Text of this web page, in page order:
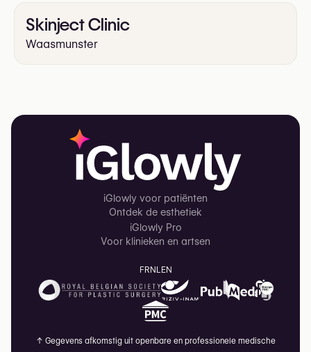
Skinject Clinic
Waasmunster
iGlowly voor patiënten
Ontdek de esthetiek
iGlowly Pro
Voor klinieken en artsen
FRNLEN
↑ Gegevens afkomstig uit openbare en professionele medische